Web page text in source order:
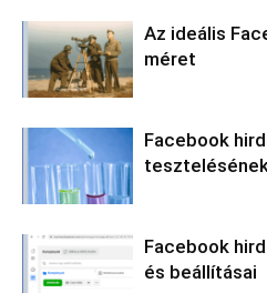
Az ideális
méret
Facebook
Facebook
és beállításai